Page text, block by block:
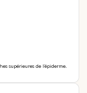
supérieures de l’épiderme.